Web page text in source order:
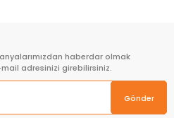
haberdar olmak
adresinizi girebilirsiniz.
Gönder